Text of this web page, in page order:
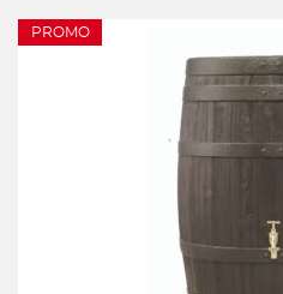
PROMO